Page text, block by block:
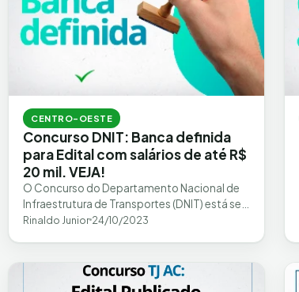
CENTRO-OESTE
Concurso DNIT: Banca definida
para Edital com salários de até R$
20 mil. VEJA!
O Concurso do Departamento Nacional de
Infraestrutura de Transportes (DNIT) está se
aproximando e trazendo boas
Rinaldo Junior 24/10/2023